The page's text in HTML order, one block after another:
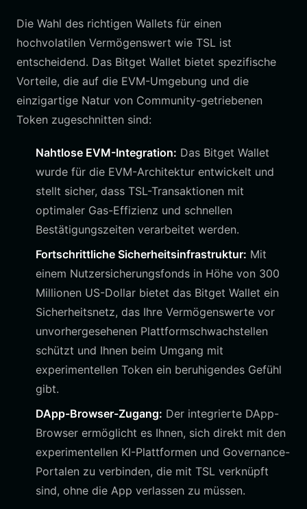
Die Wahl des richtigen Wallets für einen
hochvolatilen Vermögenswert wie TSL ist
entscheidend. Das Bitget Wallet bietet spezifische
Vorteile, die auf die EVM-Umgebung und die
einzigartige Natur von Community-getriebenen
Token zugeschnitten sind:
Nahtlose EVM-Integration: Das Bitget Wallet
wurde für die EVM-Architektur entwickelt und
stellt sicher, dass TSL-Transaktionen mit
optimaler Gas-Effizienz und schnellen
Bestätigungszeiten verarbeitet werden.
Fortschrittliche Sicherheitsinfrastruktur: Mit
einem Nutzersicherungsfonds in Höhe von 300
Millionen US-Dollar bietet das Bitget Wallet ein
Sicherheitsnetz, das Ihre Vermögenswerte vor
unvorhergesehenen Plattformschwachstellen
schützt und Ihnen beim Umgang mit
experimentellen Token ein beruhigendes Gefühl
gibt.
DApp-Browser-Zugang: Der integrierte DApp-
Browser ermöglicht es Ihnen, sich direkt mit den
experimentellen KI-Plattformen und Governance-
Portalen zu verbinden, die mit TSL verknüpft
sind, ohne die App verlassen zu müssen.